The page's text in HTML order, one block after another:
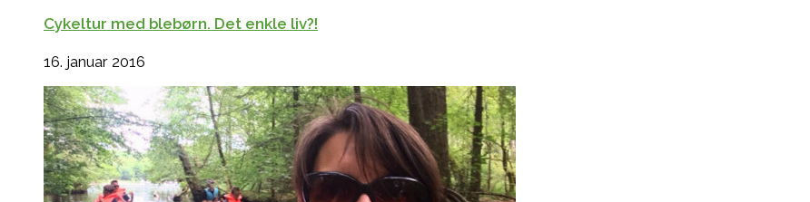
Cykeltur med blebørn. Det enkle liv?!
16. januar 2016